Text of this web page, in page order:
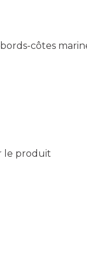
côtes
le produit